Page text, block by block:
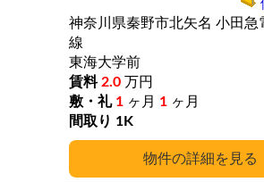
詳細
神奈川県秦野市北矢名 小田急
線
東海大学前
2.0 万円
1 ヶ月 1 ヶ月
1K